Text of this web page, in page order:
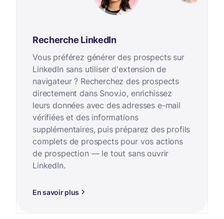
Recherche LinkedIn
Vous préférez générer des prospects sur
LinkedIn sans utiliser d'extension de
navigateur ? Recherchez des prospects
directement dans Snov.io, enrichissez
leurs données avec des adresses e-mail
vérifiées et des informations
supplémentaires, puis préparez des profils
complets de prospects pour vos actions
de prospection — le tout sans ouvrir
LinkedIn.
En savoir plus